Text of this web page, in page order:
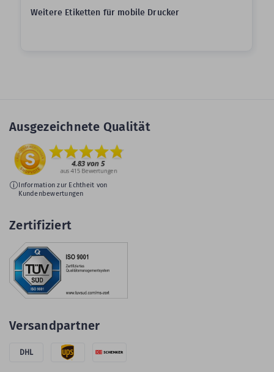
Weitere Etiketten für mobile Drucker
Ausgezeichnete Qualität
Information zur Echtheit von
Kundenbewertungen
Zertifiziert
Versandpartner
DHL